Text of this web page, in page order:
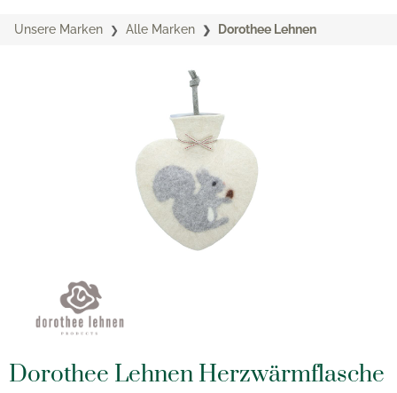
Unsere Marken Alle Marken Dorothee Lehnen
Dorothee Lehnen Herzwärmflasche